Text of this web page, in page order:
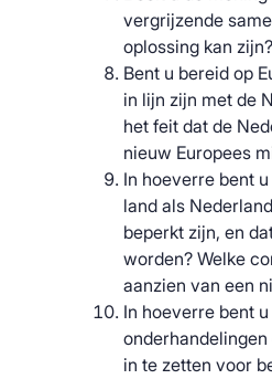
vergrijzende
oplossing kan zijn?
Bent u bereid op
in lijn zijn met de
het feit dat de
nieuw Europees
In hoeverre bent
land als
beperkt zijn, en
worden? Welke
aanzien van een
In hoeverre bent
in te zetten voor